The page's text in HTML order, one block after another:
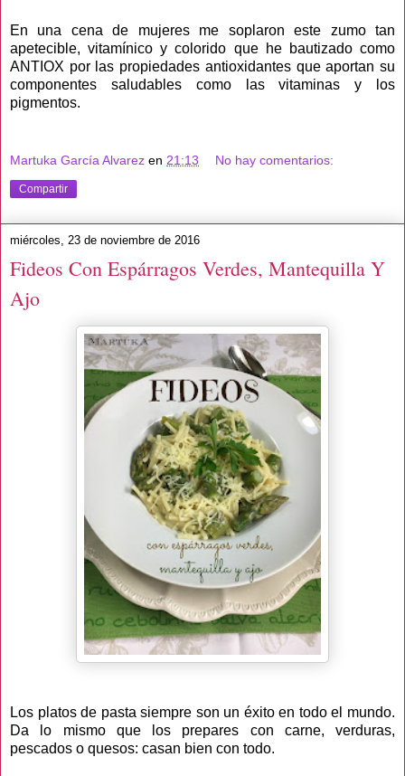
En una cena de mujeres me soplaron este zumo tan
apetecible, vitamínico y colorido que he bautizado como
ANTIOX por las propiedades antioxidantes que aportan su
componentes saludables como las vitaminas y los
pigmentos.
Martuka García Alvarez en 21:13 No hay comentarios:
Compartir
miércoles, 23 de noviembre de 2016
Fideos Con Espárragos Verdes, Mantequilla Y
Ajo
Los platos de pasta siempre son un éxito en todo el mundo.
Da lo mismo que los prepares con carne, verduras,
pescados o quesos: casan bien con todo.